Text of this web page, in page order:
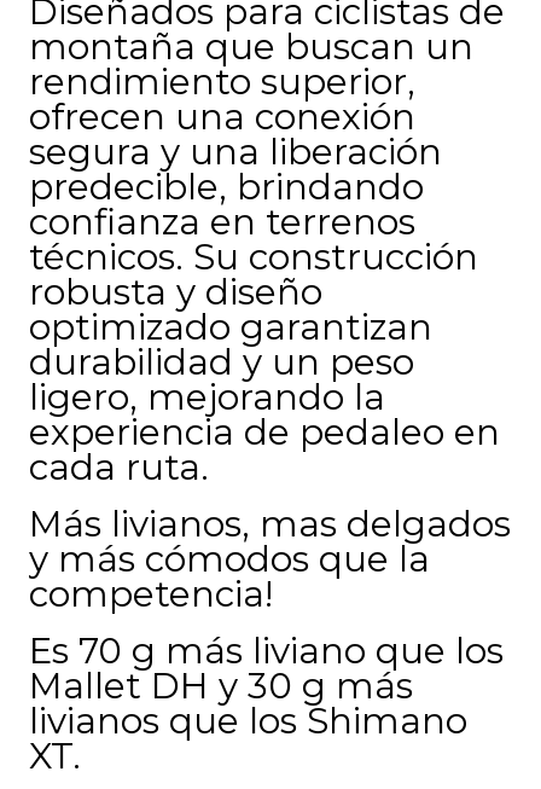
Diseñados para ciclistas de
montaña que buscan un
rendimiento superior,
ofrecen una conexión
segura y una liberación
predecible, brindando
confianza en terrenos
técnicos. Su construcción
robusta y diseño
optimizado garantizan
durabilidad y un peso
ligero, mejorando la
experiencia de pedaleo en
cada ruta.
Más livianos, mas delgados
y más cómodos que la
competencia!
Es 70 g más liviano que los
Mallet DH y 30 g más
livianos que los Shimano
XT.